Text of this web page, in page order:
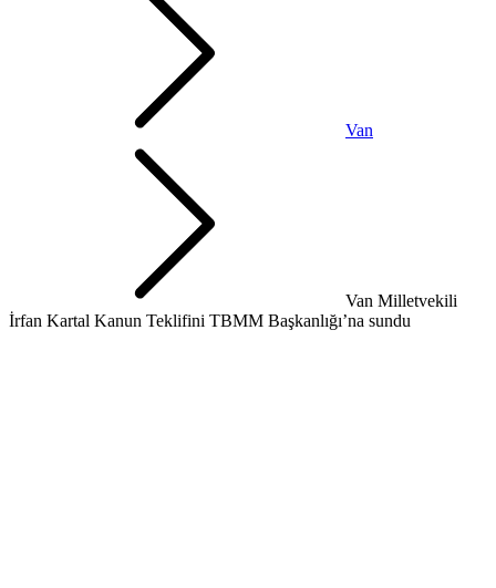
Van
Van Milletvekili
İrfan Kartal Kanun Teklifini TBMM Başkanlığı’na sundu